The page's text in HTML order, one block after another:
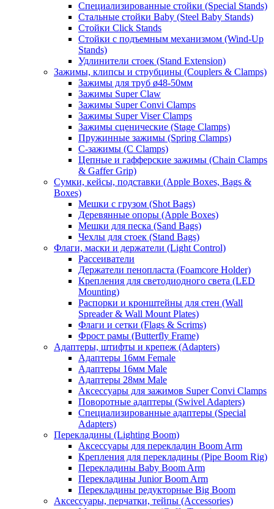
Специализированные стойки (Special Stands)
Стальные стойки Baby (Steel Baby Stands)
Стойки Click Stands
Стойки с подъемным механизмом (Wind-Up
Stands)
Удлинители стоек (Stand Extension)
Зажимы, клипсы и струбцины (Couplers & Clamps)
Зажимы для труб ø48-50мм
Зажимы Super Claw
Зажимы Super Convi Clamps
Зажимы Super Viser Clamps
Зажимы сценические (Stage Clamps)
Пружинные зажимы (Spring Clamps)
С-зажимы (C Clamps)
Цепные и гафферские зажимы (Chain Clamps
& Gaffer Grip)
Сумки, кейсы, подставки (Apple Boxes, Bags &
Boxes)
Мешки с грузом (Shot Bags)
Деревянные опоры (Apple Boxes)
Мешки для песка (Sand Bags)
Чехлы для стоек (Stand Bags)
Флаги, маски и держатели (Light Control)
Рассеиватели
Держатели пенопласта (Foamcore Holder)
Крепления для светодиодного света (LED
Mounting)
Распорки и кронштейны для стен (Wall
Spreader & Wall Mount Plates)
Флаги и сетки (Flags & Scrims)
Фрост рамы (Butterfly Frame)
Адаптеры, штифты и крепеж (Adapters)
Адаптеры 16мм Female
Адаптеры 16мм Male
Адаптеры 28мм Male
Аксессуары для зажимов Super Convi Clamps
Поворотные адаптеры (Swivel Adapters)
Специализированные адаптеры (Special
Adapters)
Перекладины (Lighting Boom)
Аксессуары для перекладин Boom Arm
Крепления для перекладины (Pipe Boom Rig)
Перекладины Baby Boom Arm
Перекладины Junior Boom Arm
Перекладины редукторные Big Boom
Аксессуары, перчатки, тейпы (Accessories)